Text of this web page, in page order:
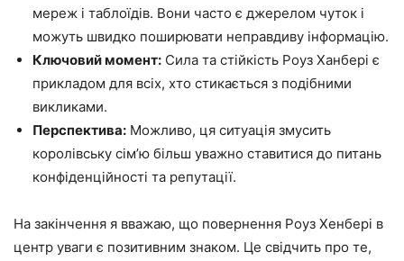
мереж і таблоїдів. Вони часто є джерелом чуток і
можуть швидко поширювати неправдиву інформацію.
Ключовий момент: Сила та стійкість Роуз Ханбері є
прикладом для всіх, хто стикається з подібними
викликами.
Перспектива: Можливо, ця ситуація змусить
королівську сім’ю більш уважно ставитися до питань
конфіденційності та репутації.
На закінчення я вважаю, що повернення Роуз Хенбері в
центр уваги є позитивним знаком. Це свідчить про те,